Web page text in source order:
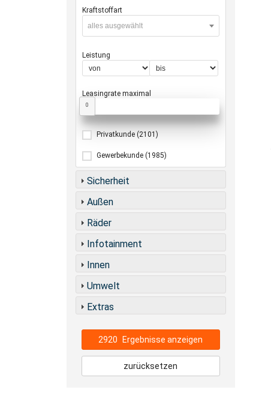
Kraftstoffart
alles ausgewählt
Leistung
Leasingrate maximal
0
Privatkunde (2101)
Gewerbekunde (1985)
Sicherheit
Außen
Räder
Infotainment
Innen
Umwelt
Extras
2920 Ergebnisse anzeigen
zurücksetzen